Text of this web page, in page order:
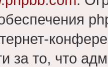
за то, что